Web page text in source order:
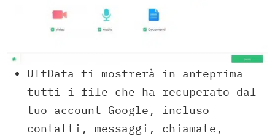
UltData ti mostrerà in anteprima
tutti i file che ha recuperato dal
tuo account Google, incluso
contatti, messaggi, chiamate,